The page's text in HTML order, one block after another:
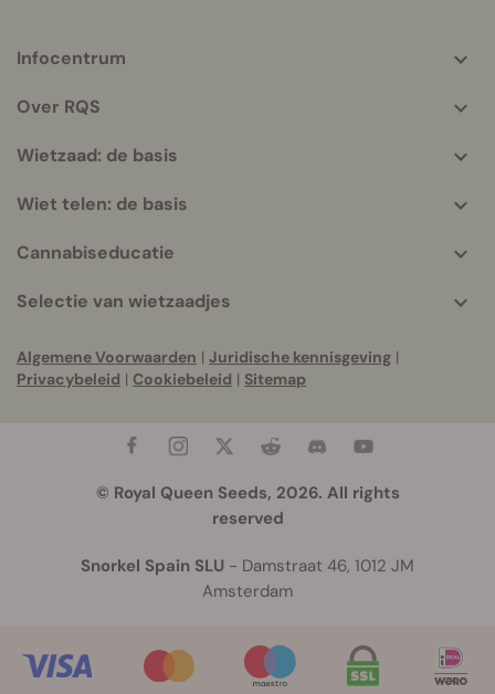
info
Infocentrum
Over RQS
Wietzaad: de basis
Wiet telen: de basis
Cannabiseducatie
Selectie van wietzaadjes
Algemene Voorwaarden | Juridische kennisgeving |
Privacybeleid | Cookiebeleid | Sitemap
© Royal Queen Seeds, 2026. All rights
reserved
Snorkel Spain SLU - Damstraat 46, 1012 JM
Amsterdam